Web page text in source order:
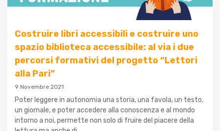
Costruire libri accessibili e costruire uno
spazio biblioteca accessibile: al via i due
percorsi formativi del progetto “Lettori
alla Pari”
9 Novembre 2021
Poter leggere in autonomia una storia, una favola, un testo,
un giornale, e poter accedere alla conoscenza e al mondo
intorno a noi, permette non solo di fruire del piacere della